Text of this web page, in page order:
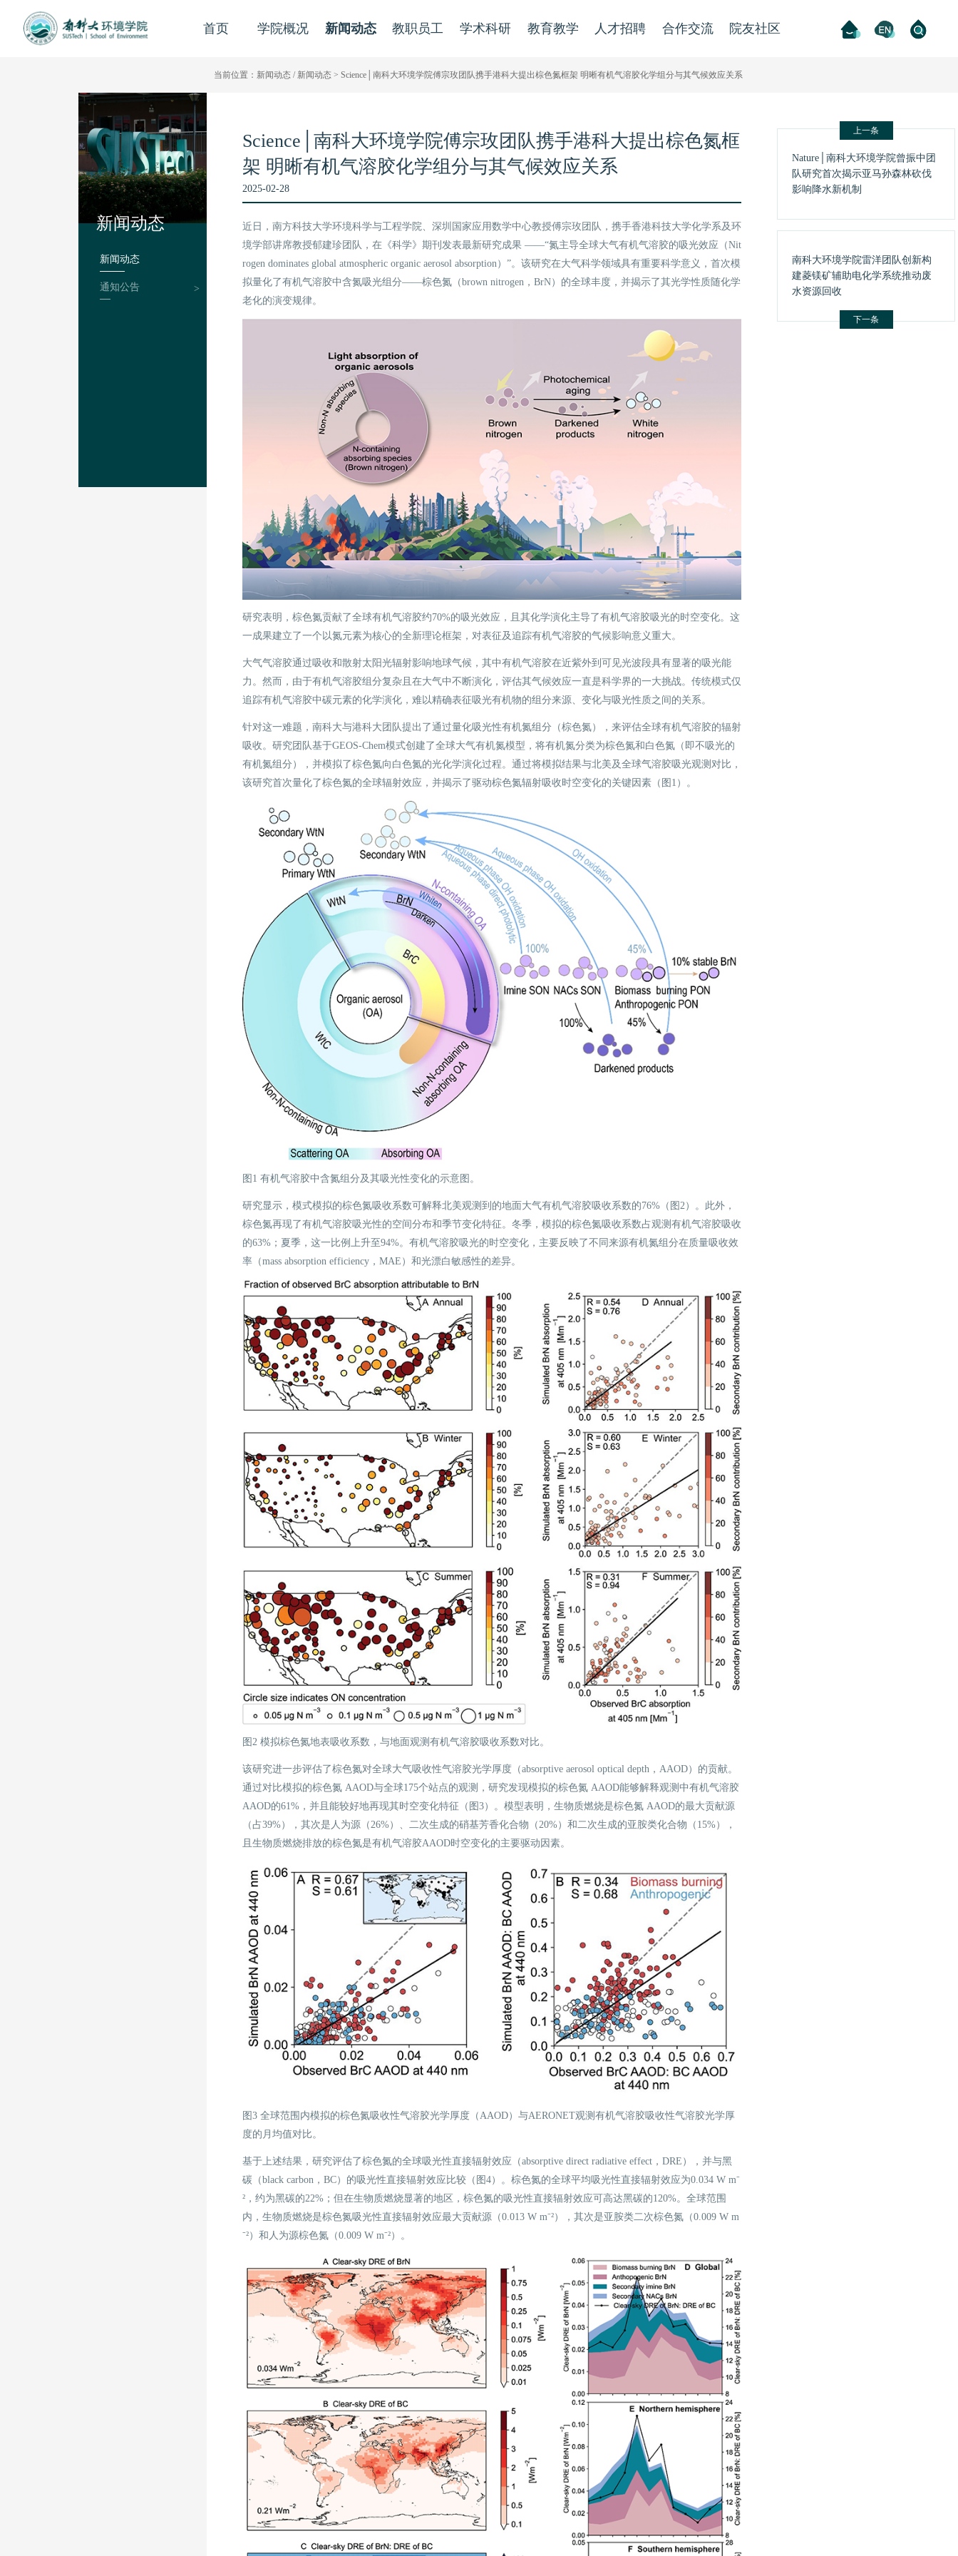
首页 学院概况 新闻动态 教职员工 学术科研 教育教学 人才招聘 合作交流 院友社区
当前位置： 新闻动态 / 新闻动态 > Science│南科大环境学院傅宗玫团队携手港科大提出棕色氮框架 明晰有机气溶胶化学组分与其气候效应关系
新闻动态
新闻动态
通知公告
Science│南科大环境学院傅宗玫团队携手港科大提出棕色氮框
架 明晰有机气溶胶化学组分与其气候效应关系
2025-02-28
近日，南方科技大学环境科学与工程学院、深圳国家应用数学中心教授傅宗玫团队，携手香港科技大学化学系及环
境学部讲席教授郁建珍团队，在《科学》期刊发表最新研究成果 ——“氮主导全球大气有机气溶胶的吸光效应（Nit
rogen dominates global atmospheric organic aerosol absorption）”。该研究在大气科学领域具有重要科学意义，首次模
拟量化了有机气溶胶中含氮吸光组分——棕色氮（brown nitrogen，BrN）的全球丰度，并揭示了其光学性质随化学
老化的演变规律。
研究表明，棕色氮贡献了全球有机气溶胶约70%的吸光效应，且其化学演化主导了有机气溶胶吸光的时空变化。这
一成果建立了一个以氮元素为核心的全新理论框架，对表征及追踪有机气溶胶的气候影响意义重大。
大气气溶胶通过吸收和散射太阳光辐射影响地球气候，其中有机气溶胶在近紫外到可见光波段具有显著的吸光能
力。然而，由于有机气溶胶组分复杂且在大气中不断演化，评估其气候效应一直是科学界的一大挑战。传统模式仅
追踪有机气溶胶中碳元素的化学演化，难以精确表征吸光有机物的组分来源、变化与吸光性质之间的关系。
针对这一难题，南科大与港科大团队提出了通过量化吸光性有机氮组分（棕色氮），来评估全球有机气溶胶的辐射
吸收。研究团队基于GEOS-Chem模式创建了全球大气有机氮模型，将有机氮分类为棕色氮和白色氮（即不吸光的
有机氮组分），并模拟了棕色氮向白色氮的光化学演化过程。通过将模拟结果与北美及全球气溶胶吸光观测对比，
该研究首次量化了棕色氮的全球辐射效应，并揭示了驱动棕色氮辐射吸收时空变化的关键因素（图1）。
图1 有机气溶胶中含氮组分及其吸光性变化的示意图。
研究显示，模式模拟的棕色氮吸收系数可解释北美观测到的地面大气有机气溶胶吸收系数的76%（图2）。此外，
棕色氮再现了有机气溶胶吸光性的空间分布和季节变化特征。冬季，模拟的棕色氮吸收系数占观测有机气溶胶吸收
的63%；夏季，这一比例上升至94%。有机气溶胶吸光的时空变化，主要反映了不同来源有机氮组分在质量吸收效
率（mass absorption efficiency，MAE）和光漂白敏感性的差异。
图2 模拟棕色氮地表吸收系数，与地面观测有机气溶胶吸收系数对比。
该研究进一步评估了棕色氮对全球大气吸收性气溶胶光学厚度（absorptive aerosol optical depth，AAOD）的贡献。
通过对比模拟的棕色氮 AAOD与全球175个站点的观测，研究发现模拟的棕色氮 AAOD能够解释观测中有机气溶胶
AAOD的61%，并且能较好地再现其时空变化特征（图3）。模型表明，生物质燃烧是棕色氮 AAOD的最大贡献源
（占39%），其次是人为源（26%）、二次生成的硝基芳香化合物（20%）和二次生成的亚胺类化合物（15%），
且生物质燃烧排放的棕色氮是有机气溶胶AAOD时空变化的主要驱动因素。
图3 全球范围内模拟的棕色氮吸收性气溶胶光学厚度（AAOD）与AERONET观测有机气溶胶吸收性气溶胶光学厚
度的月均值对比。
基于上述结果，研究评估了棕色氮的全球吸光性直接辐射效应（absorptive direct radiative effect，DRE），并与黑
碳（black carbon，BC）的吸光性直接辐射效应比较（图4）。棕色氮的全球平均吸光性直接辐射效应为0.034 W m⁻
²，约为黑碳的22%；但在生物质燃烧显著的地区，棕色氮的吸光性直接辐射效应可高达黑碳的120%。全球范围
内，生物质燃烧是棕色氮吸光性直接辐射效应最大贡献源（0.013 W m⁻²），其次是亚胺类二次棕色氮（0.009 W m
⁻²）和人为源棕色氮（0.009 W m⁻²）。
Nature│南科大环境学院曾振中团
队研究首次揭示亚马孙森林砍伐
影响降水新机制
上一条
南科大环境学院雷洋团队创新构
建菱镁矿辅助电化学系统推动废
水资源回收
下一条